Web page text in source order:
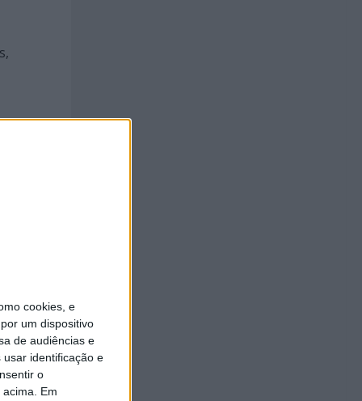
cookies, e
um dispositivo
de audiências e
identificação e
o
Em